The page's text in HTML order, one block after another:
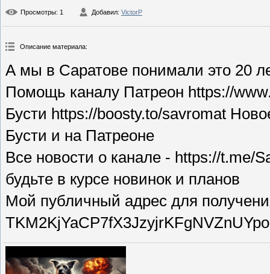
Просмотры: 1 Добавил: VictorP
Описание материала:
А мы в Саратове понимали это 20
Помощь каналу Патреон https://
Бусти https://boosty.to/savromat
Бусти и на Патреоне
Все новости о канале - https://t.me/
будьте в курсе новинок и планов
Мой публичный адрес для